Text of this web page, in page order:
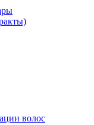
волос